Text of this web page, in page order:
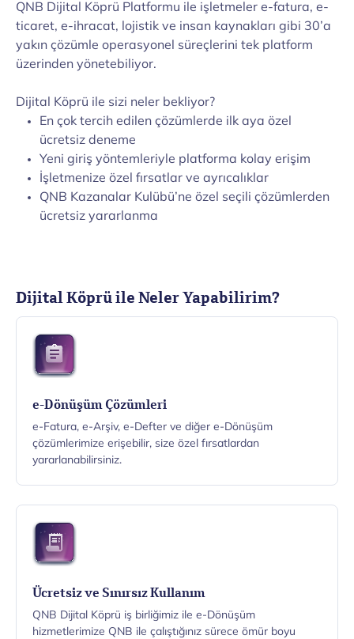
QNB Dijital Köprü Platformu ile işletmeler e-fatura, e-
ticaret, e-ihracat, lojistik ve insan kaynakları gibi 30’a
yakın çözümle operasyonel süreçlerini tek platform
üzerinden yönetebiliyor.
Dijital Köprü ile sizi neler bekliyor?
En çok tercih edilen çözümlerde ilk aya özel
ücretsiz deneme
Yeni giriş yöntemleriyle platforma kolay erişim
İşletmenize özel fırsatlar ve ayrıcalıklar
QNB Kazanalar Kulübü’ne özel seçili çözümlerden
ücretsiz yararlanma
Dijital Köprü ile Neler Yapabilirim?
e-Dönüşüm Çözümleri
e-Fatura, e-Arşiv, e-Defter ve diğer e-Dönüşüm
çözümlerimize erişebilir, size özel fırsatlardan
yararlanabilirsiniz.
Ücretsiz ve Sınırsız Kullanım
QNB Dijital Köprü iş birliğimiz ile e-Dönüşüm
hizmetlerimize QNB ile çalıştığınız sürece ömür boyu